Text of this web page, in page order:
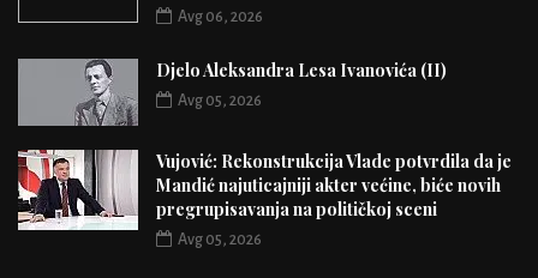
Avg 06, 2026
Djelo Aleksandra Lesa Ivanovića (II)
Avg 05, 2026
Vujović: Rekonstrukcija Vlade potvrdila da je
Mandić najuticajniji akter većine, biće novih
pregrupisavanja na političkoj sceni
Avg 05, 2026